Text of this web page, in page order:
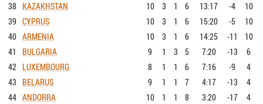
38 KAZAKHSTAN 10 3 1 6 13:17 -4
10
39 CYPRUS 10 3 1 6 15:20 -5
10
40 ARMENIA 10 3 1 6 14:25 -11
10
41
BULGARIA 9 1 3 5 7:20 -13
6
42 LUXEMBOURG 8 1 1 6 7:16 -9
4
43
BELARUS 9 1 1 7 4:17 -13
4
44 ANDORRA 10 1 1 8 3:20 -17
4